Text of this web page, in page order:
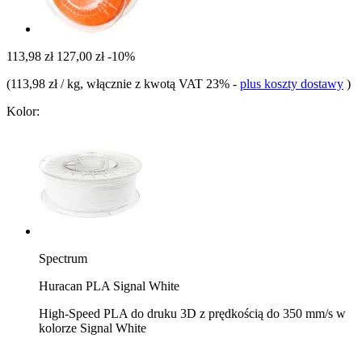
113,98 zł 127,00 zł -10%
(113,98 zł / kg, włącznie z kwotą VAT 23% - plus koszty dostawy )
Kolor:
Spectrum
Huracan PLA Signal White
High-Speed PLA do druku 3D z prędkością do 350 mm/s w
kolorze Signal White